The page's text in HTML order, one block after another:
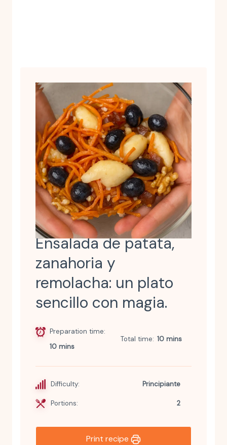
Ensalada de patata,
zanahoria y
remolacha: un plato
sencillo con magia.
Preparation time
10 mins
Total time 10 mins
Difficulty: Principiante
Portions: 2
Print recipe